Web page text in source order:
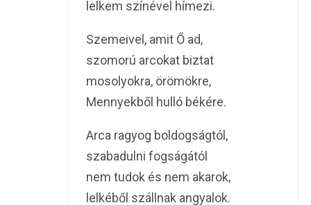
lelkem színével hímezi.
Szemeivel, amit Ő ad,
szomorú arcokat biztat
mosolyokra, örömökre,
Mennyekből hulló békére.
Arca ragyog boldogságtól,
szabadulni fogságától
nem tudok és nem akarok,
lelkéből szállnak angyalok.